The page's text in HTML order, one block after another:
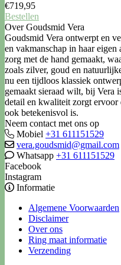
€719,95
Bestellen
Over Goudsmid Vera
Goudsmid Vera ontwerpt en
en vakmanschap in haar
zorg met de hand gemaakt,
zoals zilver, goud en
nu een tijdloos klassiek
gemaakt sieraad wilt, bij Vera
detail en kwaliteit zorgt ervoor
ook betekenisvol is.
Neem contact met ons op
Mobiel +31 611151529
vera.goudsmid@gmail.com
Whatsapp +31 611151529
Facebook
Instagram
Informatie
Algemene Voorwaarden
Disclaimer
Over ons
Ring maat informatie
Verzending